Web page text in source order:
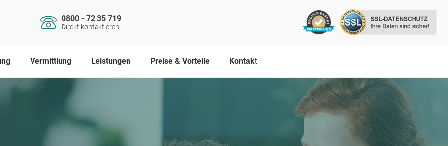
0800 - 72 35 719
Direkt kontaktieren
Vermittlung Leistungen Preise & Vorteile Kontakt